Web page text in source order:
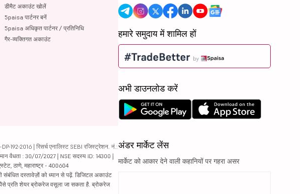
डीमैट अकाउंट खोलें
5paisa पार्टनर बनें
5paisa अधिकृत पार्टनर / प्रतिनिधि
गैर-व्यक्तिगत अकाउंट
192-2016 | रिसर्च एनालिस्ट SEBI रजिस्ट्रेशन. नं.:
वैधता : 30/07/2027 | NSE सदस्य ID: 14300 |
ठाणे, महाराष्ट्र - 400604
संबंधित दस्तावेज़ों को ध्यान से पढ़ें. डिजिटल अकाउंट
प्रति शेयर ब्रोकरेज वसूला जा सकता है. ब्रोकरेज
हमारे समुदाय में शामिल हों
अभी डाउनलोड करें
अंडर मार्केट लेंस
मार्केट को आकार देने वाली कहानियों पर गहरा असर